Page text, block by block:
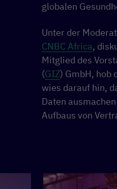
globalen
Unter der
CNBC Africa,
Mitglied des
(GIZ) GmbH, hob
wies darauf hin,
Daten
Aufbaus von